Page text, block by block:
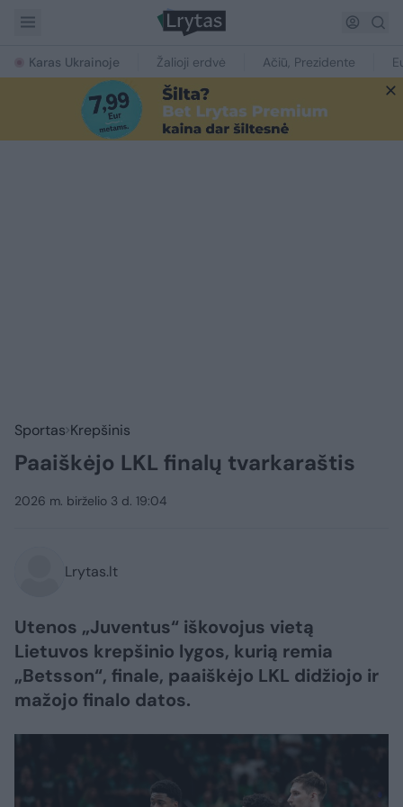
Karas Ukrainoje Žalioji erdvė Ačiū, Prezidente
Sportas Krepšinis
Paaiškėjo LKL finalų tvarkaraštis
2026 m. birželio 3 d. 19:04
Lrytas.lt
Utenos „Juventus“ iškovojus vietą
Lietuvos krepšinio lygos, kurią remia
„Betsson“, finale, paaiškėjo LKL didžiojo ir
mažojo finalo datos.